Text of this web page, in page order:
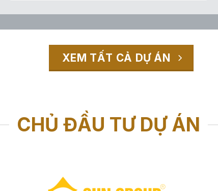
XEM TẤT CẢ DỰ ÁN
CHỦ ĐẦU TƯ DỰ ÁN